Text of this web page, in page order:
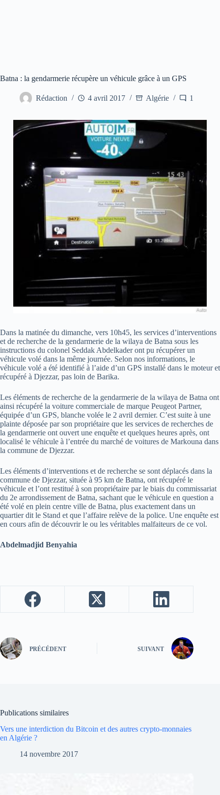
Batna : la gendarmerie récupère un véhicule grâce à un GPS
Rédaction 4 avril 2017 Algérie 1
Dans la matinée du dimanche, vers 10h45, les services d’interventions
et de recherche de la gendarmerie de la wilaya de Batna sous les
instructions du colonel Seddak Abdelkader ont pu récupérer un
véhicule volé dans la même journée. Selon nos informations, le
véhicule volé a été identifié à l’aide d’un GPS installé dans le moteur et
récupéré à Djezzar, pas loin de Barika.
Les éléments de recherche de la gendarmerie de la wilaya de Batna ont
ainsi récupéré la voiture commerciale de marque Peugeot Partner,
équipée d’un GPS, blanche volée le 2 avril dernier. C’est suite à une
plainte déposée par son propriétaire que les services de recherches de
la gendarmerie ont ouvert une enquête et quelques heures après, ont
localisé le véhicule à l’entrée du marché de voitures de Markouna dans
la commune de Djezzar.
Les éléments d’interventions et de recherche se sont déplacés dans la
commune de Djezzar, située à 95 km de Batna, ont récupéré le
véhicule et l’ont restitué à son propriétaire par le biais du commissariat
du 2e arrondissement de Batna, sachant que le véhicule en question a
été volé en plein centre ville de Batna, plus exactement dans un
quartier dit le Stand et que l’affaire relève de la police. Une enquête est
en cours afin de découvrir le ou les véritables malfaiteurs de ce vol.
Abdelmadjid Benyahia
PRÉCÉDENT SUIVANT
Publications similaires
Vers une interdiction du Bitcoin et des autres crypto-monnaies
en Algérie ?
14 novembre 2017